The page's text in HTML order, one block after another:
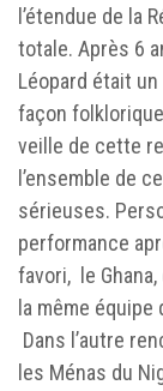
l’étendue de la
totale. Après 6
Léopard était un
façon
veille de cette
l’ensemble de
sérieuses.
performance
favori, le
la même
Dans l’autre
les Ménas du